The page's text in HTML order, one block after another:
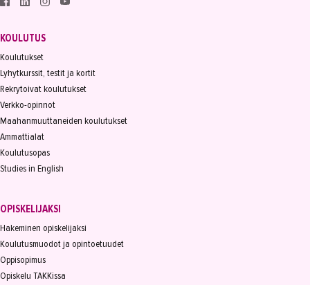
KOULUTUS
Koulutukset
Lyhytkurssit, testit ja kortit
Rekrytoivat koulutukset
Verkko-opinnot
Maahanmuuttaneiden koulutukset
Ammattialat
Koulutusopas
Studies in English
OPISKELIJAKSI
Hakeminen opiskelijaksi
Koulutusmuodot ja opintoetuudet
Oppisopimus
Opiskelu TAKKissa